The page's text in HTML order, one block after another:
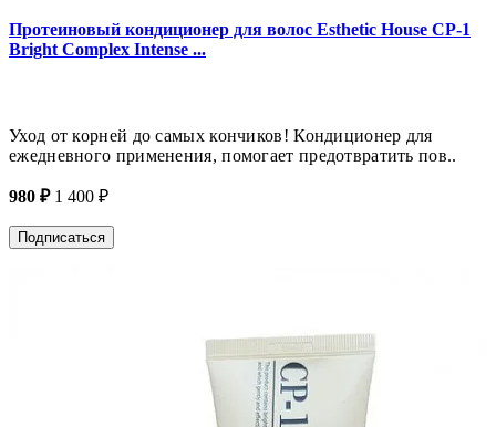
Протеиновый кондиционер для волос Esthetic House CP-1
Bright Complex Intense ...
Уход от корней до самых кончиков! Кондиционер для
ежедневного применения, помогает предотвратить пов..
980 ₽ 1 400 ₽
Подписаться